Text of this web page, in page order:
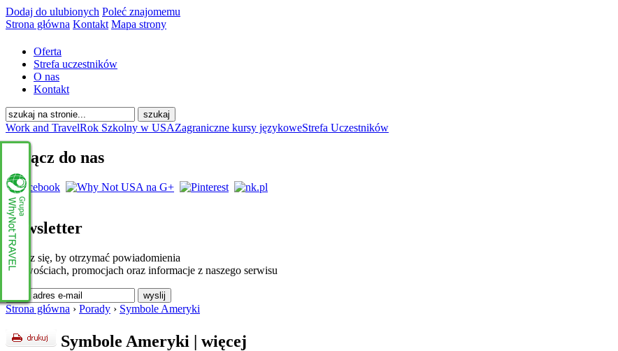
Dodaj do ulubionych Poleć znajomemu
Strona główna Kontakt Mapa strony
Oferta
Strefa uczestników
O nas
Kontakt
Work and TravelRok Szkolny w USAZagraniczne kursy językoweStrefa Uczestników
Dołącz do nas
Newsletter
Zapisz się, by otrzymać powiadomienia
o nowościach, promocjach oraz informacje z naszego serwisu
Strona główna › Porady › Symbole Ameryki
Symbole Ameryki | więcej
www.whynottravel.pl